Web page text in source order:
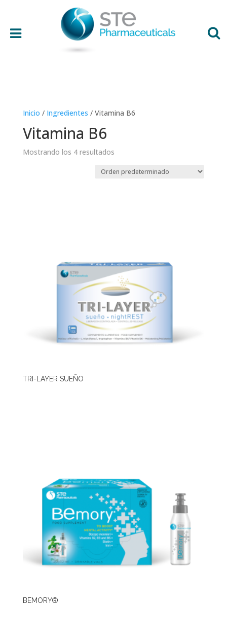
Inicio / Ingredientes / Vitamina B6
Vitamina B6
Mostrando los 4 resultados
TRI-LAYER SUEÑO
BEMORY®